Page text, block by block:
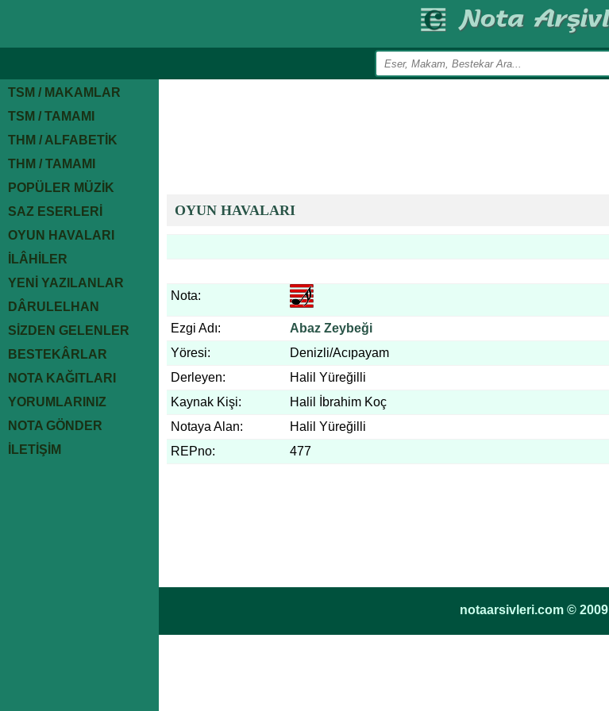
TSM / MAKAMLAR
TSM / TAMAMI
THM / ALFABETİK
THM / TAMAMI
POPÜLER MÜZİK
SAZ ESERLERİ
OYUN HAVALARI
İLÂHİLER
YENİ YAZILANLAR
DÂRULELHAN
SİZDEN GELENLER
BESTEKÂRLAR
NOTA KAĞITLARI
YORUMLARINIZ
NOTA GÖNDER
İLETİŞİM
OYUN HAVALARI
Nota:
Ezgi Adı:
Abaz Zeybeği
Yöresi:
Denizli/Acıpayam
Derleyen:
Halil Yüreğilli
Kaynak Kişi:
Halil İbrahim Koç
Notaya Alan:
Halil Yüreğilli
REPno:
477
notaarsivleri.com © 2009